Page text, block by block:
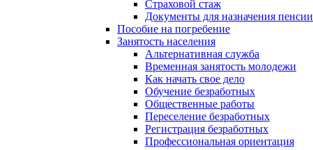
Страховой стаж
Документы для назначения пенсии
Пособие на погребение
Занятость населения
Альтернативная служба
Временная занятость молодежи
Как начать свое дело
Обучение безработных
Общественные работы
Переселение безработных
Регистрация безработных
Профессиональная ориентация